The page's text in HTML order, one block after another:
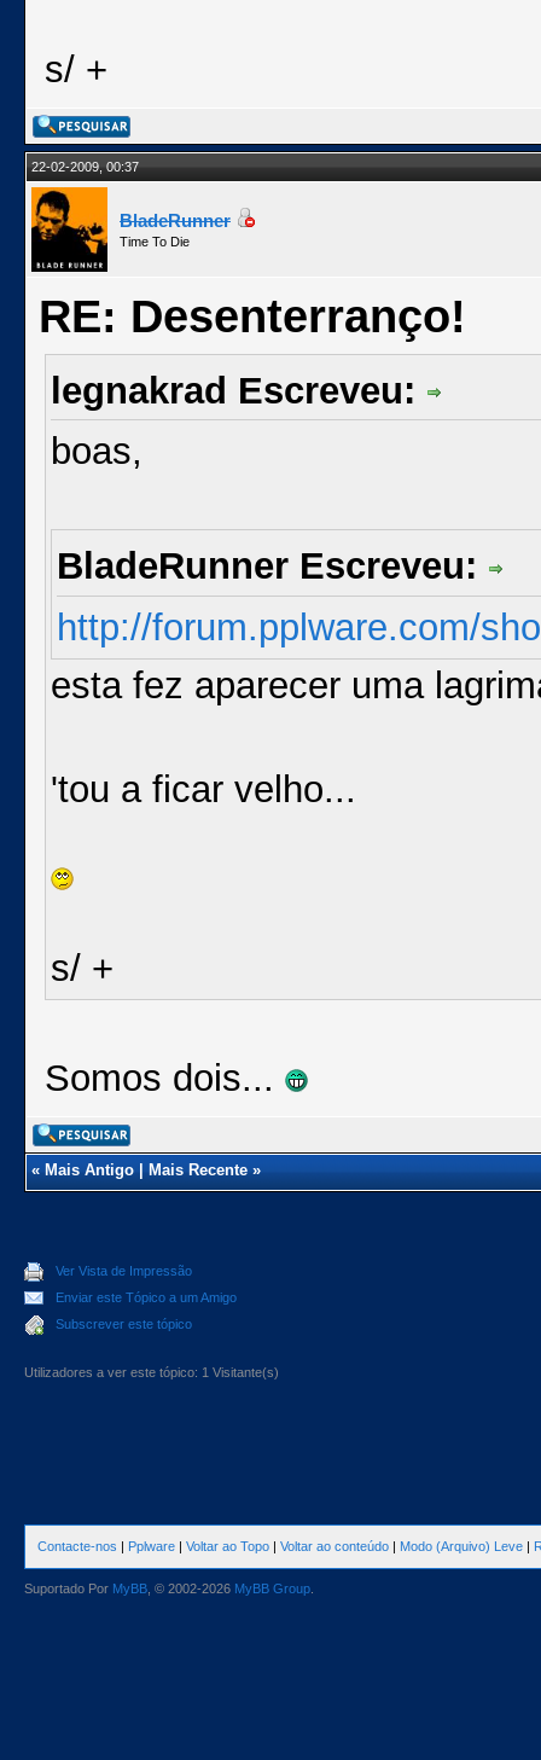
s/ +
22-02-2009, 00:37
BladeRunner
Time To Die
RE: Desenterranço!
legnakrad Escreveu:
boas,
BladeRunner Escreveu:
http://forum.pplware.com/
esta fez aparecer uma
'tou a ficar velho...
s/ +
Somos dois...
«Mais Antigo|Mais Recente»
Ver Vista de Impressão
Enviar este Tópico a um Amigo
Subscrever este tópico
Utilizadores a ver este tópico: 1 Visitante(s)
Contacte-nos | Pplware | Voltar ao Topo | Voltar ao conteúdo | Modo (Arquivo) Leve |
Suportado Por MyBB , © 2002-2026 MyBB Group